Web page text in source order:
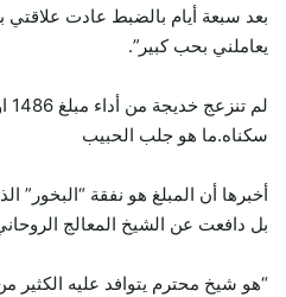
بعد سبعة أيام بالضبط عادت
يعاملني بحب كبير”.
سكناه.ما هو جلب الحبيب
أخبرها أن المبلغ هو نفقة “البخور”
بل دافعت عن الشيخ المعالج
“هو شيخ محترم يتوافد عليه الكثير